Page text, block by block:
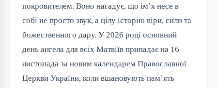
покровителем. Воно нагадує, що ім’я несе в
собі не просто звук, а цілу історію віри, сили та
божественного дару. У 2026 році основний
день ангела для всіх Матвіїв припадає на 16
листопада за новим календарем Православної
Церкви України, коли вшановують пам’ять